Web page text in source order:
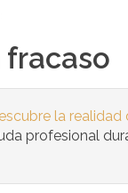
fracaso
la
profesional